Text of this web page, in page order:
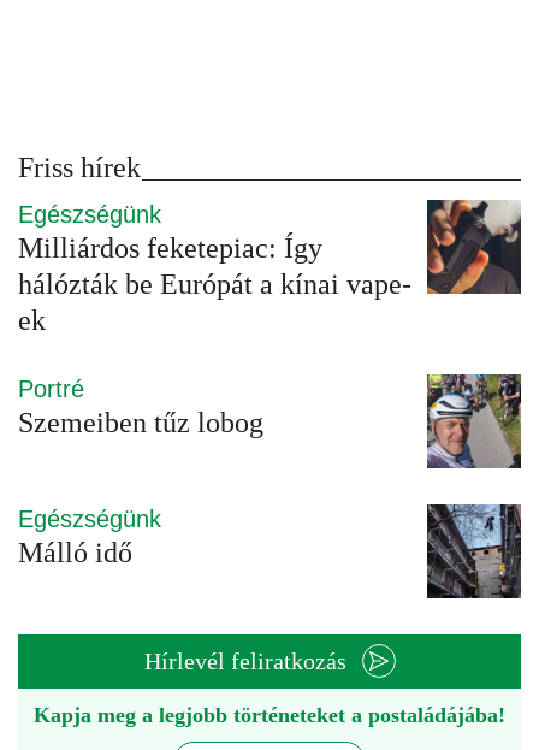
Friss hírek
Egészségünk
Milliárdos feketepiac: Így
hálózták be Európát a kínai vape-
ek
Portré
Szemeiben tűz lobog
Egészségünk
Málló idő
Hírlevél feliratkozás
Kapja meg a legjobb történeteket a postaládájába!